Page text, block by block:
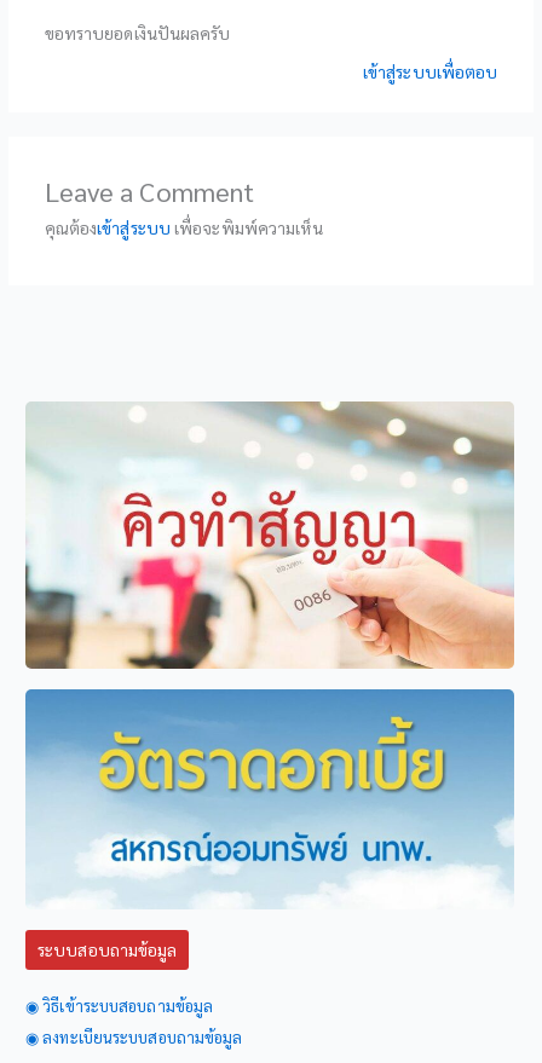
ขอทราบยอดเงินปันผลครับ
เข้าสู่ระบบเพื่อตอบ
Leave a Comment
คุณต้องเข้าสู่ระบบ เพื่อจะพิมพ์ความเห็น
ระบบสอบถามข้อมูล
◉ วิธีเข้าระบบสอบถามข้อมูล
◉ ลงทะเบียนระบบสอบถามข้อมูล